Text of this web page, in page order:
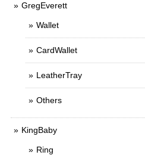
GregEverett
Wallet
CardWallet
LeatherTray
Others
KingBaby
Ring